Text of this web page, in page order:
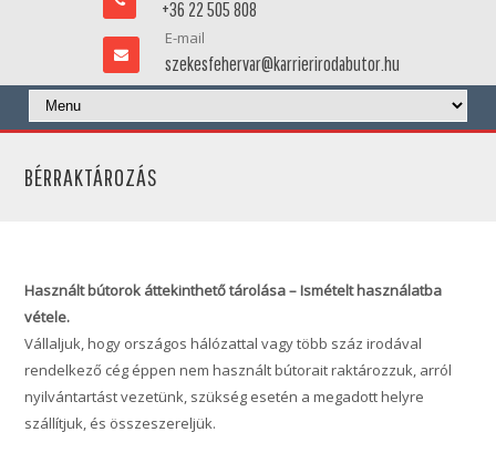
+36 22 505 808
E-mail
szekesfehervar@karrierirodabutor.hu
BÉRRAKTÁROZÁS
Használt bútorok áttekinthető tárolása – Ismételt használatba
vétele.
Vállaljuk, hogy országos hálózattal vagy több száz irodával
rendelkező cég éppen nem használt bútorait raktározzuk, arról
nyilvántartást vezetünk, szükség esetén a megadott helyre
szállítjuk, és összeszereljük.